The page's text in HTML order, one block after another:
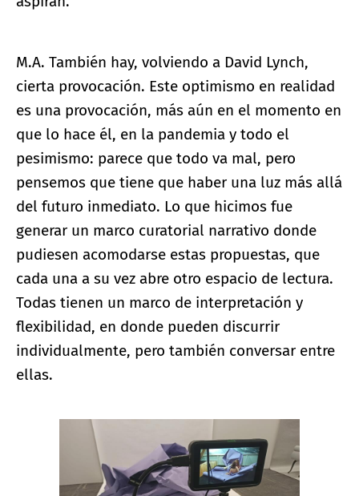
M.A. También hay, volviendo a David Lynch,
cierta provocación. Este optimismo en realidad
es una provocación, más aún en el momento en
que lo hace él, en la pandemia y todo el
pesimismo: parece que todo va mal, pero
pensemos que tiene que haber una luz más allá
del futuro inmediato. Lo que hicimos fue
generar un marco curatorial narrativo donde
pudiesen acomodarse estas propuestas, que
cada una a su vez abre otro espacio de lectura.
Todas tienen un marco de interpretación y
flexibilidad, en donde pueden discurrir
individualmente, pero también conversar entre
ellas.